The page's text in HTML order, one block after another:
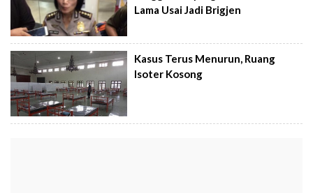
Lama Usai Jadi Brigjen
Kasus Terus Menurun, Ruang
Isoter Kosong